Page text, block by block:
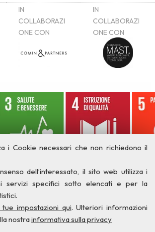
i Cookie necessari che non richiedono il
dell’interessato, il sito web utilizza i
servizi specifici sotto elencati e per la
impostazioni qui. Ulteriori informazioni
nostrainformativa sulla privacy